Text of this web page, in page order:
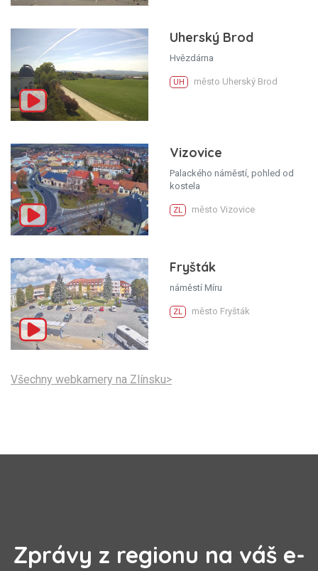
Uherský Brod
Hvězdárna
UH město Uherský Brod
Vizovice
Palackého náměstí, pohled od
kostela
ZL město Vizovice
Fryšták
náměstí Míru
ZL město Fryšták
Všechny webkamery na Zlínsku>
Zprávy z regionu na váš e-